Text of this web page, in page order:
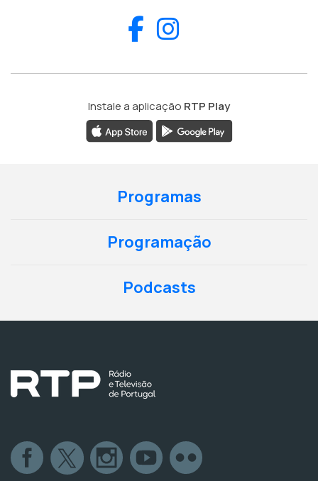
Facebook
Instale a aplicação RTP Play
Programas
Programação
Podcasts